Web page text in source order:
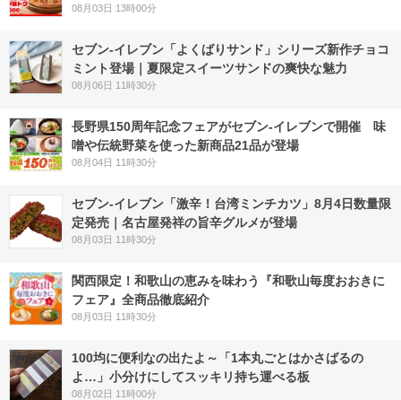
08月03日 13時00分
セブン‐イレブン「よくばりサンド」シリーズ新作チョコ
ミント登場｜夏限定スイーツサンドの爽快な魅力
08月06日 11時30分
長野県150周年記念フェアがセブン-イレブンで開催 味
噌や伝統野菜を使った新商品21品が登場
08月04日 11時30分
セブン-イレブン「激辛！台湾ミンチカツ」8月4日数量限
定発売｜名古屋発祥の旨辛グルメが登場
08月03日 11時30分
関西限定！和歌山の恵みを味わう『和歌山毎度おおきに
フェア』全商品徹底紹介
08月03日 11時30分
100均に便利なの出たよ～「1本丸ごとはかさばるの
よ…」小分けにしてスッキリ持ち運べる板
08月02日 11時00分